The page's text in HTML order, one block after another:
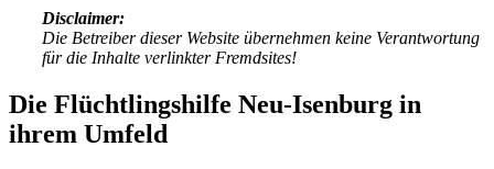
Disclaimer:
Die Betreiber dieser Website übernehmen keine Verantwortung
für die Inhalte verlinkter Fremdsites!
Die Flüchtlingshilfe Neu-Isenburg in
ihrem Umfeld